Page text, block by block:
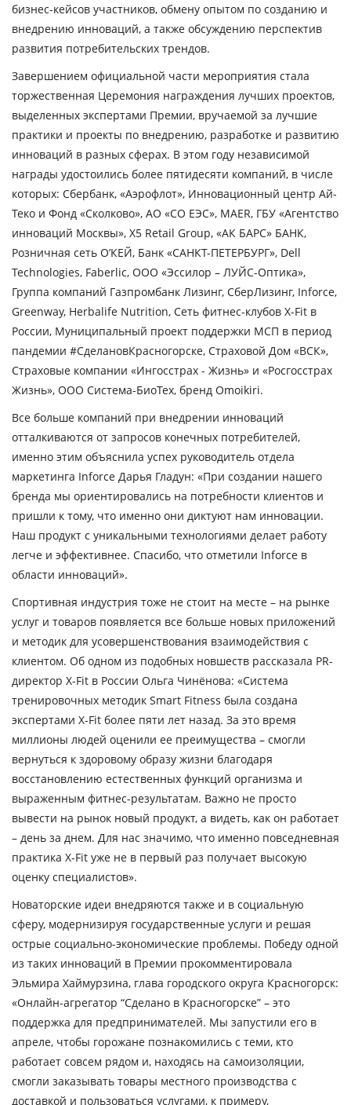
бизнес-кейсов участников, обмену опытом по созданию и
внедрению инноваций, а также обсуждению перспектив
развития потребительских трендов.
Завершением официальной части мероприятия стала
торжественная Церемония награждения лучших проектов,
выделенных экспертами Премии, вручаемой за лучшие
практики и проекты по внедрению, разработке и развитию
инноваций в разных сферах. В этом году независимой
награды удостоились более пятидесяти компаний, в числе
которых: Сбербанк, «Аэрофлот», Инновационный центр Ай-
Теко и Фонд «Сколково», АО «СО ЕЭС», MAER, ГБУ «Агентство
инноваций Москвы», X5 Retail Group, «АК БАРС» БАНК,
Розничная сеть О’КЕЙ, Банк «САНКТ-ПЕТЕРБУРГ», Dell
Technologies, Faberlic, ООО «Эссилор – ЛУЙС-Оптика»,
Группа компаний Газпромбанк Лизинг, СберЛизинг, Inforce,
Greenway, Herbalife Nutrition, Сеть фитнес-клубов X-Fit в
России, Муниципальный проект поддержки МСП в период
пандемии #СделановКрасногорске, Страховой Дом «ВСК»,
Страховые компании «Ингосстрах - Жизнь» и «Росгосстрах
Жизнь», ООО Система-БиоТех, бренд Omoikiri.
Все больше компаний при внедрении инноваций
отталкиваются от запросов конечных потребителей,
именно этим объяснила успех руководитель отдела
маркетинга Inforce Дарья Гладун: «При создании нашего
бренда мы ориентировались на потребности клиентов и
пришли к тому, что именно они диктуют нам инновации.
Наш продукт с уникальными технологиями делает работу
легче и эффективнее. Спасибо, что отметили Inforce в
области инноваций».
Спортивная индустрия тоже не стоит на месте – на рынке
услуг и товаров появляется все больше новых приложений
и методик для усовершенствования взаимодействия с
клиентом. Об одном из подобных новшеств рассказала PR-
директор X-Fit в России Ольга Чинёнова: «Система
тренировочных методик Smart Fitness была создана
экспертами X-Fit более пяти лет назад. За это время
миллионы людей оценили ее преимущества – смогли
вернуться к здоровому образу жизни благодаря
восстановлению естественных функций организма и
выраженным фитнес-результатам. Важно не просто
вывести на рынок новый продукт, а видеть, как он работает
– день за днем. Для нас значимо, что именно повседневная
практика X-Fit уже не в первый раз получает высокую
оценку специалистов».
Новаторские идеи внедряются также и в социальную
сферу, модернизируя государственные услуги и решая
острые социально-экономические проблемы. Победу одной
из таких инноваций в Премии прокомментировала
Эльмира Хаймурзина, глава городского округа Красногорск:
«Онлайн-агрегатор “Сделано в Красногорске” – это
поддержка для предпринимателей. Мы запустили его в
апреле, чтобы горожане познакомились с теми, кто
работает совсем рядом и, находясь на самоизоляции,
смогли заказывать товары местного производства с
доставкой и пользоваться услугами, к примеру,